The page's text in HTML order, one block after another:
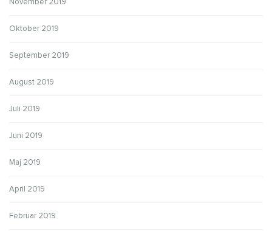
Oktober 2019
September 2019
August 2019
Juli 2019
Juni 2019
Maj 2019
April 2019
Februar 2019